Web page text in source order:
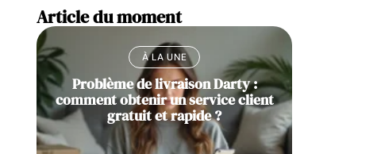
Article du moment
À LA UNE
Problème de livraison Darty :
comment obtenir un service client
gratuit et rapide ?